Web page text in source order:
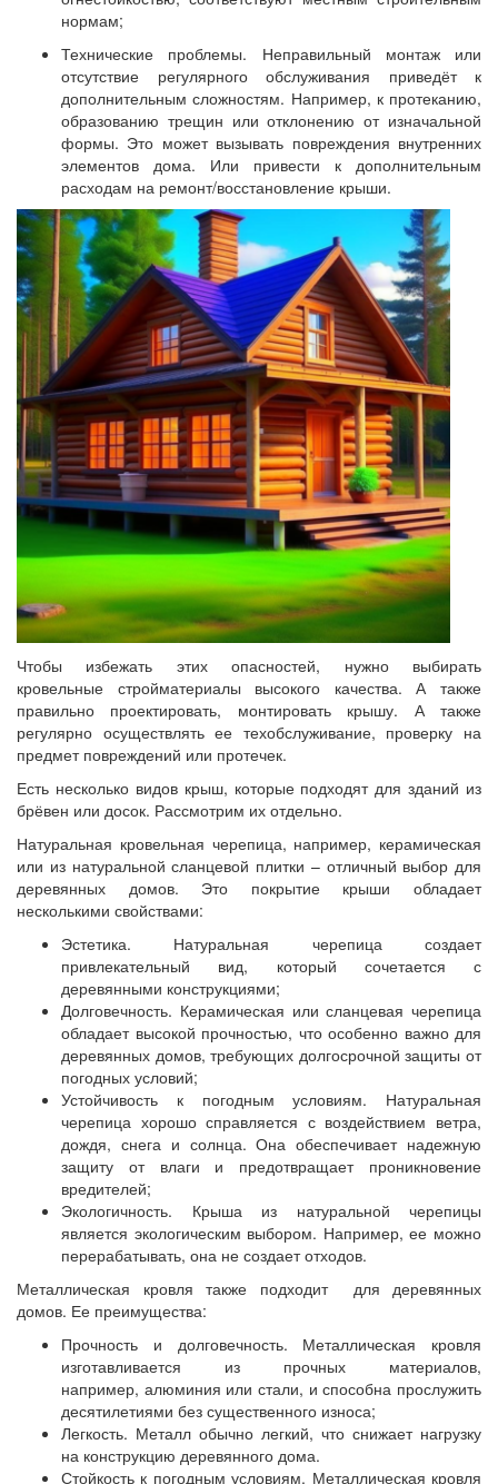
нормам;
Технические проблемы. Неправильный монтаж или
отсутствие регулярного обслуживания приведёт к
дополнительным сложностям. Например, к протеканию,
образованию трещин или отклонению от изначальной
формы. Это может вызывать повреждения внутренних
элементов дома. Или привести к дополнительным
расходам на ремонт/восстановление крыши.
Чтобы избежать этих опасностей, нужно выбирать
кровельные стройматериалы высокого качества. А также
правильно проектировать, монтировать крышу. А также
регулярно осуществлять ее техобслуживание, проверку на
предмет повреждений или протечек.
Есть несколько видов крыш, которые подходят для зданий из
брёвен или досок. Рассмотрим их отдельно.
Натуральная кровельная черепица, например, керамическая
или из натуральной сланцевой плитки – отличный выбор для
деревянных домов. Это покрытие крыши обладает
несколькими свойствами:
Эстетика. Натуральная черепица создает
привлекательный вид, который сочетается с
деревянными конструкциями;
Долговечность. Керамическая или сланцевая черепица
обладает высокой прочностью, что особенно важно для
деревянных домов, требующих долгосрочной защиты от
погодных условий;
Устойчивость к погодным условиям. Натуральная
черепица хорошо справляется с воздействием ветра,
дождя, снега и солнца. Она обеспечивает надежную
защиту от влаги и предотвращает проникновение
вредителей;
Экологичность. Крыша из натуральной черепицы
является экологическим выбором. Например, ее можно
перерабатывать, она не создает отходов.
Металлическая кровля также подходит для деревянных
домов. Ее преимущества:
Прочность и долговечность. Металлическая кровля
изготавливается из прочных материалов,
например, алюминия или стали, и способна прослужить
десятилетиями без существенного износа;
Легкость. Металл обычно легкий, что снижает нагрузку
на конструкцию деревянного дома.
Стойкость к погодным условиям. Металлическая кровля